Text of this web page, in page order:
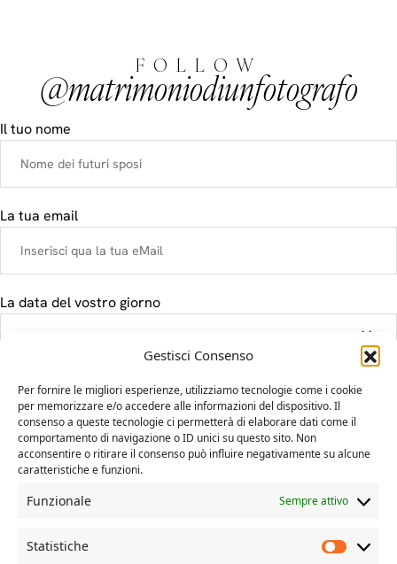
Gestisci Consenso
Per fornire le migliori esperienze, utilizziamo tecnologie come i cookie
per memorizzare e/o accedere alle informazioni del dispositivo. Il
consenso a queste tecnologie ci permetterà di elaborare dati come il
comportamento di navigazione o ID unici su questo sito. Non
acconsentire o ritirare il consenso può influire negativamente su alcune
caratteristiche e funzioni.
Funzionale Sempre attivo
Statistiche
FOLLOW
@matrimoniodiunfotografo
Il tuo nome
La tua email
La data del vostro giorno
Il tuo messaggio